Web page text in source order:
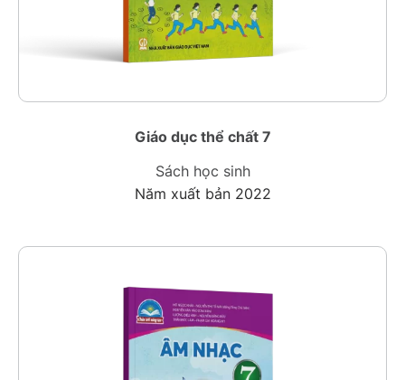
Giáo dục thể chất 7
Sách học sinh
Năm xuất bản 2022